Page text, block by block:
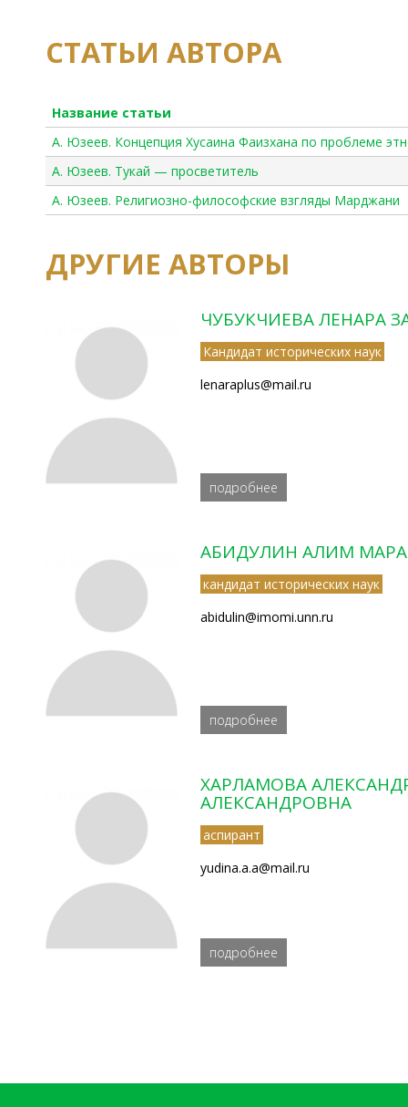
СТАТЬИ АВТОРА
Название статьи
А. Юзеев. Концепция Хусаина Фаизхана по проблеме
А. Юзеев. Тукай — просветитель
А. Юзеев. Религиозно-философские взгляды Марджани
ДРУГИЕ АВТОРЫ
ЧУБУКЧИЕВА ЛЕНАРА
Кандидат исторических наук
lenaraplus@mail.ru
подробнее
АБИДУЛИН АЛИМ
кандидат исторических наук
abidulin@imomi.unn.ru
подробнее
ХАРЛАМОВА
АЛЕКСАНДРОВНА
аспирант
yudina.a.a@mail.ru
подробнее